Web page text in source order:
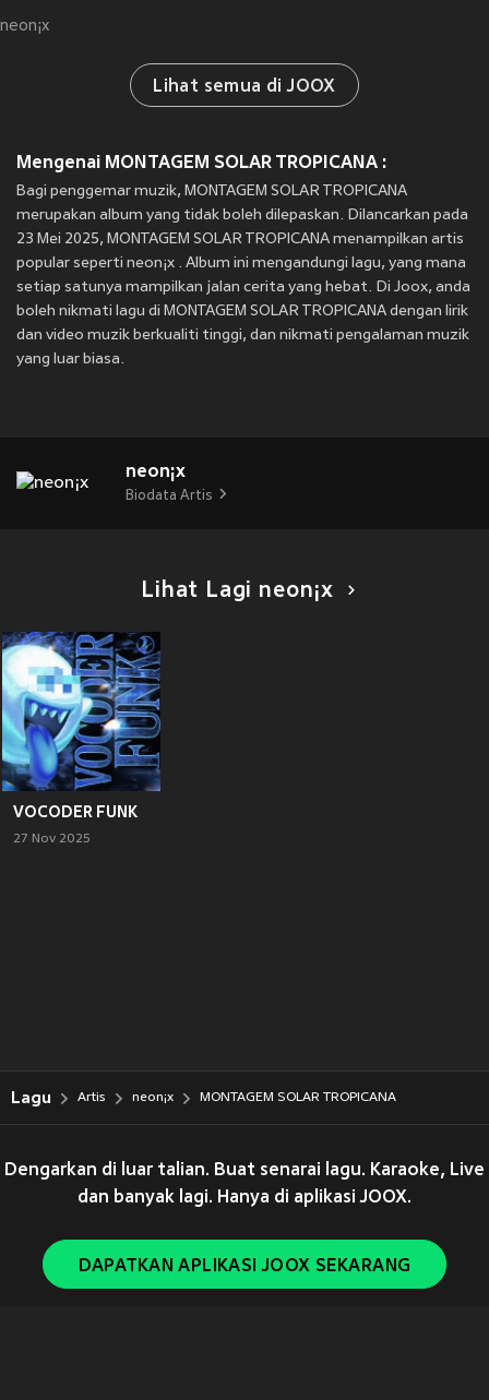
neon¡x
Lihat semua di JOOX
Mengenai MONTAGEM SOLAR TROPICANA :
Bagi penggemar muzik, MONTAGEM SOLAR TROPICANA
merupakan album yang tidak boleh dilepaskan. Dilancarkan pada
23 Mei 2025, MONTAGEM SOLAR TROPICANA menampilkan artis
popular seperti neon¡x . Album ini mengandungi lagu, yang mana
setiap satunya mampilkan jalan cerita yang hebat. Di Joox, anda
boleh nikmati lagu di MONTAGEM SOLAR TROPICANA dengan lirik
dan video muzik berkualiti tinggi, dan nikmati pengalaman muzik
yang luar biasa.
neon¡x
Biodata Artis
Lihat Lagi neon¡x
VOCODER FUNK
27 Nov 2025
Lagu Artis neon¡x MONTAGEM SOLAR TROPICANA
Dengarkan di luar talian. Buat senarai lagu. Karaoke, Live
dan banyak lagi. Hanya di aplikasi JOOX.
DAPATKAN APLIKASI JOOX SEKARANG